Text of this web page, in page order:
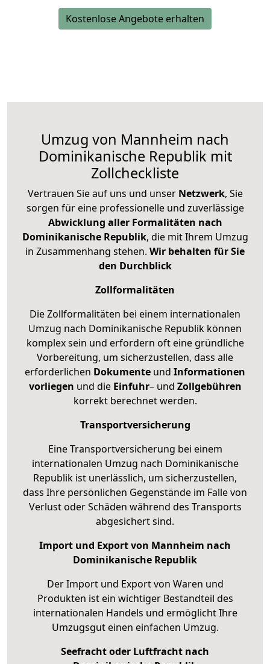
Kostenlose Angebote erhalten
Umzug von Mannheim nach
Dominikanische Republik mit
Zollcheckliste
Vertrauen Sie auf uns und unser Netzwerk, Sie
sorgen für eine professionelle und zuverlässige
Abwicklung aller Formalitäten nach
Dominikanische Republik, die mit Ihrem Umzug
in Zusammenhang stehen. Wir behalten für Sie
den Durchblick
Zollformalitäten
Die Zollformalitäten bei einem internationalen
Umzug nach Dominikanische Republik können
komplex sein und erfordern oft eine gründliche
Vorbereitung, um sicherzustellen, dass alle
erforderlichen Dokumente und Informationen
vorliegen und die Einfuhr– und Zollgebühren
korrekt berechnet werden.
Transportversicherung
Eine Transportversicherung bei einem
internationalen Umzug nach Dominikanische
Republik ist unerlässlich, um sicherzustellen,
dass Ihre persönlichen Gegenstände im Falle von
Verlust oder Schäden während des Transports
abgesichert sind.
Import und Export von Mannheim nach
Dominikanische Republik
Der Import und Export von Waren und
Produkten ist ein wichtiger Bestandteil des
internationalen Handels und ermöglicht Ihre
Umzugsgut einen einfachen Umzug.
Seefracht oder Luftfracht nach